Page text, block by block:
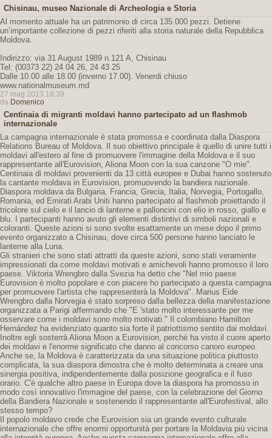
Chisinau, museo Nazionale di Archeologia e Storia
Al momento attuale ha un patrimonio di circa 135.000 pezzi. Detiene
un’importante collezione di pezzi riferiti alla storia naturale della Repubblica
Moldova.
Indirizzo: via 31 August 1989 n.121 A, Chisinau
Tel: (00373 22) 24 04 26, 24 43 25
Dalle 10.00 alle 18.00 (inverno 17.00). Venerdi chiuso
www.nationalmuseum.md
27 mag 2013 18:39
da Domenico
Centinaia di migranti moldavi hanno partecipato ad un flashmob
internazionale
La campagna internazionale è stata promossa e coordinata dalla Diaspora
Relations Bureau of Moldova. Il suo obiettivo principale è quello di unire tutti i
moldavi all'estero al fine di promuovere l'immagine della Moldova e il suo
rappresentante all'Eurovision, Aliona Moon con la sua canzone "O mie".
Centinaia di moldavi provenienti da 13 città europee e Dubai hanno sostenuto
la cantante moldava in Eurovision, promuovendo la bandiera nazionale.
Diaspora moldava da Bulgaria, Francia, Grecia, Italia, Norvegia, Portogallo,
Romania, ed Emirati Arabi Uniti hanno partecipato al flashmob proiettando il
tricolore sul cielo e il lancio di lanterne e palloncini con elio in rosso, giallo e
blu. I partecipanti hanno avuto gli elementi distintivi di simboli nazionali e
coloranti. Queste azioni si sono svolte esattamente un mese dopo il primo
evento organizzato a Chisinau, dove circa 500 persone hanno lanciato le
lanterne alla Luna.
Gli stranieri che sono stati attratti da queste azioni, sono stati veramente
impressionati da come moldavi motivati ​​e amichevoli hanno promosso il loro
paese. Viktoria Wrengbro dalla Svezia ha detto che "Nel mio paese
Eurovision è molto popolare e con piacere ho partecipato a questa campagna
per promuovere l'artista che rappresenterà la Moldova". Marius Eide
Wrengbro dalla Norvegia è stato sorpreso dalla bellezza della manifestazione
organizzata a Parigi affermando che "E 'stato molto interessante per me
osservare come i moldavi sono molto motivati." Il colombiano Hamilton
Hernández ha evidenziato quanto sia forte il patriottismo sentito dai moldavi.
Inoltre egli sosterrà Aliona Moon a Eurovision, perché ha visto il cuore aperto
dei moldavi e l'enorme significato che danno al concorso canoro europeo.
Anche se, la Moldova è caratterizzata da una situazione politica piuttosto
complicata, la sua diaspora dimostra che è molto determinata a creare una
sinergia positiva, indipendentemente dalla posizione geografica e il fuso
orario. C'è qualche altro paese in Europa dove la diaspora ha promosso in
modo così innovativo l'immagine del paese, con la celebrazione del Giorno
della Bandiera Nazionale e sostenendo il rappresentante all'Eurofestival, allo
stesso tempo?
Il popolo moldavo crede che Eurovision sia un grande evento culturale
internazionale che offre enormi opportunità per portare la Moldavia più vicina